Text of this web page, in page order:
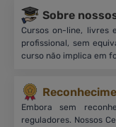
Sobre
Cursos on-line, livres
profissional, sem
curso não implica em
Embora sem
reguladores. Nossos